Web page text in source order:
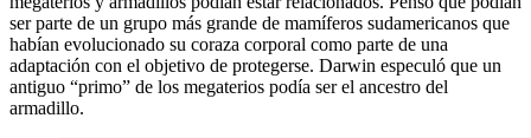
ser parte de un grupo más grande de mamíferos sudamericanos que
habían evolucionado su coraza corporal como parte de una
adaptación con el objetivo de protegerse. Darwin especuló que un
antiguo “primo” de los megaterios podía ser el ancestro del
armadillo.